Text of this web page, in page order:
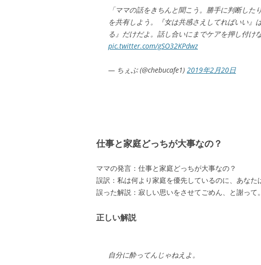
「ママの話をきちんと聞こう。勝手に判断し
を共有しよう。『女は共感さえしてればいい』
る』だけだよ。話し合いにまでケアを押し付け
pic.twitter.com/gSO32KPdwz
— ちぇぶ (@chebucafe1) 2019年2月20日
仕事と家庭どっちが大事なの？
ママの発言：仕事と家庭どっちが大事なの？
誤訳：私は何より家庭を優先しているのに、あなた
誤った解説：寂しい思いをさせてごめん、と謝って
正しい解説
自分に酔ってんじゃねえよ。